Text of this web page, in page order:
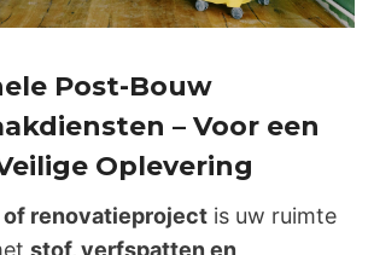
Post-Bouw
– Voor een
Oplevering
of renovatieproject is uw ruimte
stof, verfspatten en